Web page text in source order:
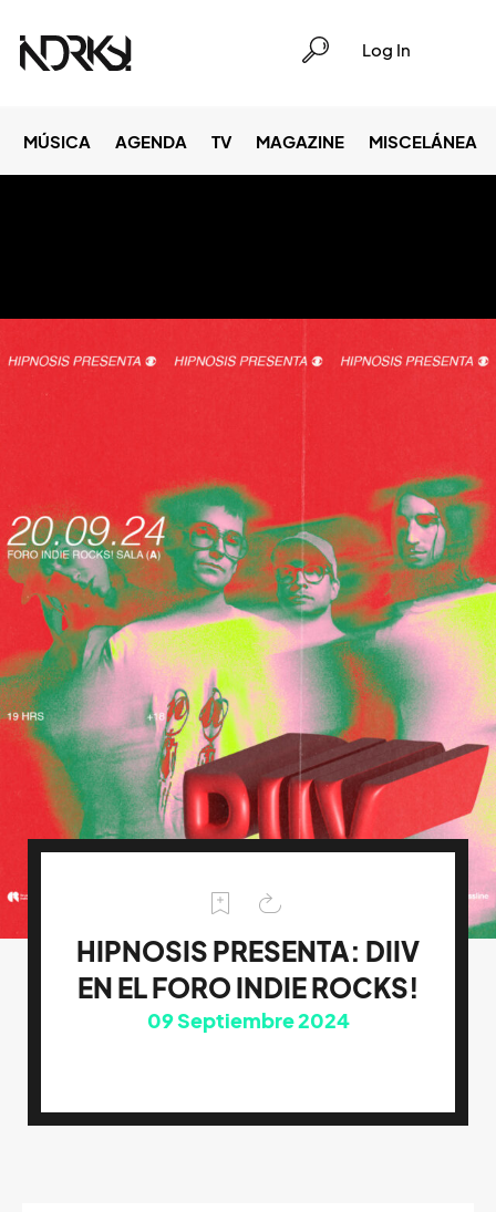
Log In
MÚSICA AGENDA TV MAGAZINE MISCELÁNEA
HIPNOSIS PRESENTA: DIIV
EN EL FORO INDIE ROCKS!
09Septiembre 2024